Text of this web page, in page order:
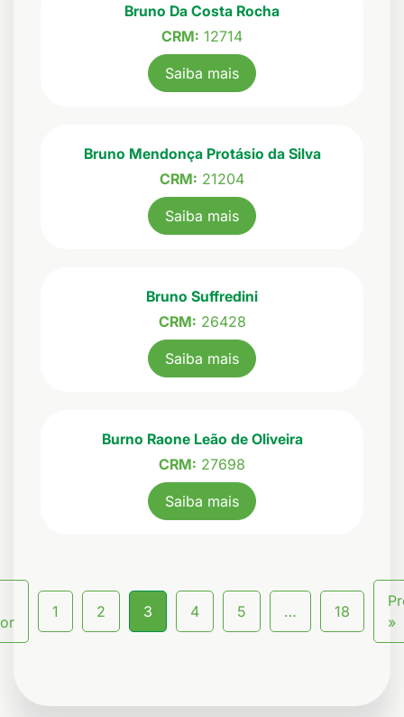
Bruno Da Costa Rocha
CRM: 12714
Saiba mais
Bruno Mendonça Protásio da Silva
CRM: 21204
Saiba mais
Bruno Suffredini
CRM: 26428
Saiba mais
Burno Raone Leão de Oliveira
CRM: 27698
Saiba mais
1 2 3 4 5 … 18
»